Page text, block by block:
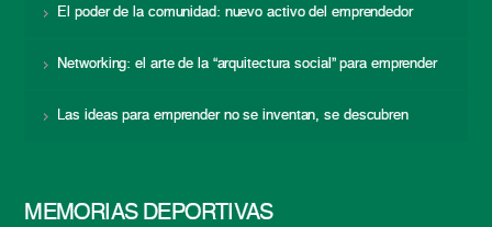
El poder de la comunidad: nuevo activo del emprendedor
Networking: el arte de la “arquitectura social” para emprender
Las ideas para emprender no se inventan, se descubren
MEMORIAS DEPORTIVAS